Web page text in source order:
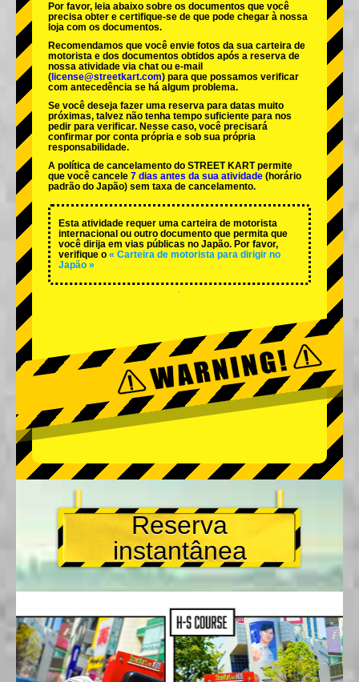
Por favor, leia abaixo sobre os documentos que você
precisa obter e certifique-se de que pode chegar à nossa
loja com os documentos.
Recomendamos que você envie fotos da sua carteira de
motorista e dos documentos obtidos após a reserva de
nossa atividade via chat ou e-mail
( license@streetkart.com) para que possamos verificar
com antecedência se há algum problema.
Se você deseja fazer uma reserva para datas muito
próximas, talvez não tenha tempo suficiente para nos
pedir para verificar. Nesse caso, você precisará
confirmar por conta própria e sob sua própria
responsabilidade.
A política de cancelamento do STREET KART permite
que você cancele 7 dias antes da sua atividade (horário
padrão do Japão) sem taxa de cancelamento.
Esta atividade requer uma carteira de motorista
internacional ou outro documento que permita que
você dirija em vias públicas no Japão. Por favor,
verifique o « Carteira de motorista para dirigir no
Japão »
Reserva
instantânea